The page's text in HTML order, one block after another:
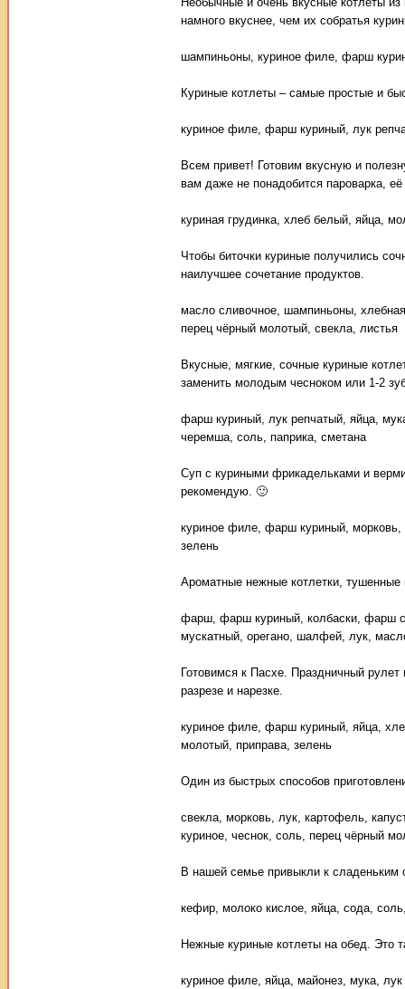
намного вкуснее, чем их собратья
шампиньоны, куриное филе, фарш
Куриные котлеты – самые простые и
куриное филе, фарш куриный, лук
Всем привет! Готовим вкусную и
вам даже не понадобится пароварка,
куриная грудинка, хлеб белый, яйца,
Чтобы биточки куриные получились
наилучшее сочетание продуктов.
масло сливочное, шампиньоны,
перец чёрный молотый, свекла, листья
Вкусные, мягкие, сочные куриные
заменить молодым чесноком или 1-2
фарш куриный, лук репчатый, яйца,
черемша, соль, паприка, сметана
Суп с куриными фрикадельками и
рекомендую. 🙂
куриное филе, фарш куриный, морковь,
зелень
Ароматные нежные котлетки, тушенные
фарш, фарш куриный, колбаски, фарш
мускатный, орегано, шалфей, лук,
Готовимся к Пасхе. Праздничный
разрезе и нарезке.
куриное филе, фарш куриный, яйца,
молотый, приправа, зелень
Один из быстрых способов
свекла, морковь, лук, картофель,
куриное, чеснок, соль, перец чёрный
В нашей семье привыкли к сладеньким
кефир, молоко кислое, яйца, сода,
Нежные куриные котлеты на обед. Это
куриное филе, яйца, майонез, мука,